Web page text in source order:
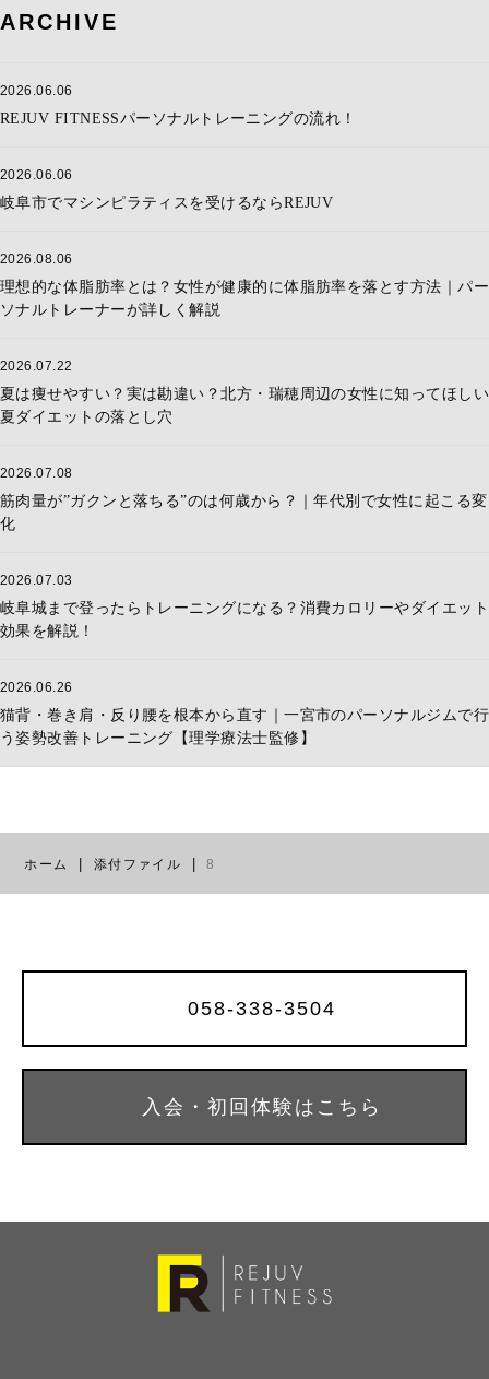
ARCHIVE
2026.06.06
REJUV FITNESSパーソナルトレーニングの流れ！
2026.06.06
岐阜市でマシンピラティスを受けるならREJUV
2026.08.06
理想的な体脂肪率とは？女性が健康的に体脂肪率を落とす方法｜パー
ソナルトレーナーが詳しく解説
2026.07.22
夏は痩せやすい？実は勘違い？北方・瑞穂周辺の女性に知ってほしい
夏ダイエットの落とし穴
2026.07.08
筋肉量が”ガクンと落ちる”のは何歳から？｜年代別で女性に起こる変
化
2026.07.03
岐阜城まで登ったらトレーニングになる？消費カロリーやダイエット
効果を解説！
2026.06.26
猫背・巻き肩・反り腰を根本から直す｜一宮市のパーソナルジムで行
う姿勢改善トレーニング【理学療法士監修】
ホーム 添付ファイル 8
058-338-3504
入会・初回体験はこちら